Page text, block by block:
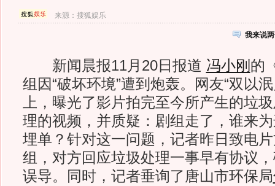
来源：搜狐娱乐
我来说
新闻晨报11月20日报道 冯小刚 的
组因“破坏环境”遭到炮轰。网友“双以
上，曝光了影片拍完至今所产生的垃
理的视频，并质疑：剧组走了，谁来为
埋单？针对这一问题，记者昨日致电
组，对方回应垃圾处理一事早有协议
误导。同时，记者垂询了唐山市环保局